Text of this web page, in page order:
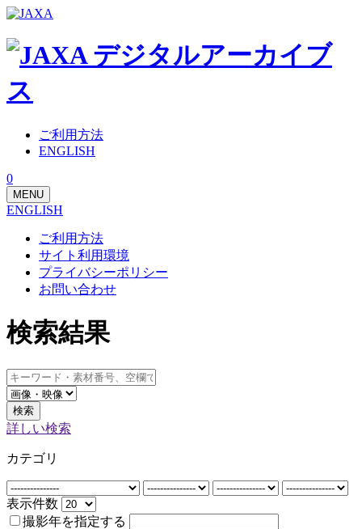
ご利用方法
ENGLISH
0
MENU
ENGLISH
ご利用方法
サイト利用環境
プライバシーポリシー
お問い合わせ
検索結果
検索
詳しい検索
カテゴリ
表示件数
撮影年を指定する